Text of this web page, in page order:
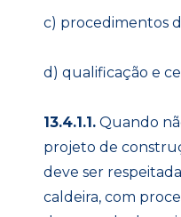
c) procedimentos
d) qualificação e
13.4.1.1.Quando
projeto de
deve ser
caldeira, com